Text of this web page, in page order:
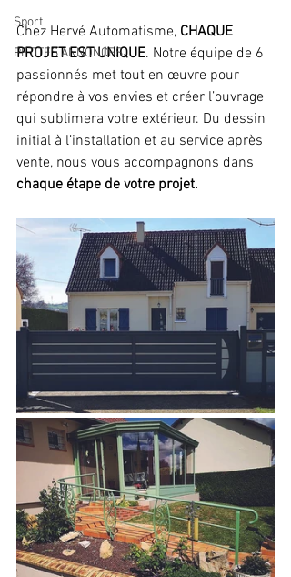
Sport
PETITES ANNONCES
Chez Hervé Automatisme, CHAQUE
PROJET EST UNIQUE. Notre équipe de 6
passionnés met tout en œuvre pour
répondre à vos envies et créer l’ouvrage
qui sublimera votre extérieur. Du dessin
initial à l’installation et au service après
vente, nous vous accompagnons dans
chaque étape de votre projet.